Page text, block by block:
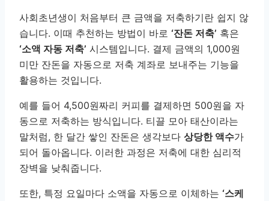
사회초년생이 처음부터 큰 금액을 저축하기란 쉽지 않
습니다. 이때 추천하는 방법이 바로 ‘잔돈 저축’ 혹은
‘소액 자동 저축’ 시스템입니다. 결제 금액의 1,000원
미만 잔돈을 자동으로 저축 계좌로 보내주는 기능을
활용하는 것입니다.
예를 들어 4,500원짜리 커피를 결제하면 500원을 자
동으로 저축하는 방식입니다. 티끌 모아 태산이라는
말처럼, 한 달간 쌓인 잔돈은 생각보다 상당한 액수가
되어 돌아옵니다. 이러한 과정은 저축에 대한 심리적
장벽을 낮춰줍니다.
또한, 특정 요일마다 소액을 자동으로 이체하는 ‘스케